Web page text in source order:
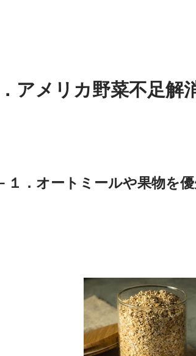
アメリカ野菜不足解
１．オートミールや果物を